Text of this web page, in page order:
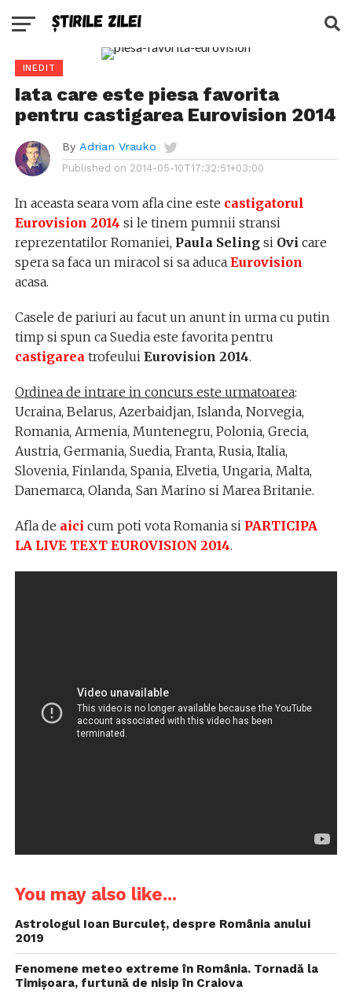
INEDIT
Iata care este piesa favorita
pentru castigarea Eurovision 2014
By Adrian Vrauko
Published on 2014-05-10T17:32:51+03:00
In aceasta seara vom afla cine este castigatorul
Eurovision 2014 si le tinem pumnii stransi
reprezentatilor Romaniei, Paula Selingsi Ovi care
spera sa faca un miracol si sa aduca Eurovision
acasa.
Casele de pariuri au facut un anunt in urma cu putin
timp si spun ca Suedia este favorita pentru
castigarea trofeului Eurovision 2014.
Ordinea de intrare in concurs este urmatoarea:
Ucraina, Belarus, Azerbaidjan, Islanda, Norvegia,
Romania, Armenia, Muntenegru, Polonia, Grecia,
Austria, Germania, Suedia, Franta, Rusia, Italia,
Slovenia, Finlanda, Spania, Elvetia, Ungaria, Malta,
Danemarca, Olanda, San Marino si Marea Britanie.
Afla de aici cum poti vota Romania si PARTICIPA
LA LIVE TEXT EUROVISION 2014.
You may also like...
Astrologul Ioan Burculeț, despre România anului
2019
Fenomene meteo extreme în România. Tornadă la
Timișoara, furtună de nisip în Craiova